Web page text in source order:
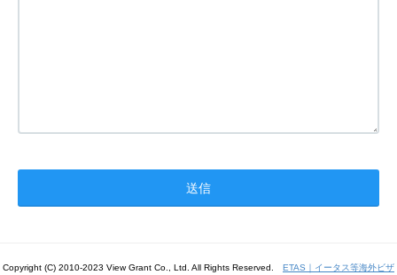
Copyright (C) 2010-2023 View Grant Co., Ltd. All Rights Reserved. ETAS｜イータス等海外ビザ